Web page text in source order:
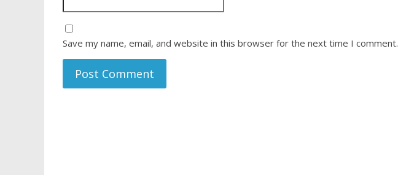
Save my name, email, and website in this browser for the next time I comment.